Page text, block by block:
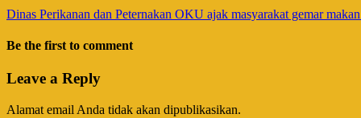
Dinas Perikanan dan Peternakan OKU ajak masyarakat gemar
Be the first to comment
Leave a Reply
Alamat email Anda tidak akan dipublikasikan.